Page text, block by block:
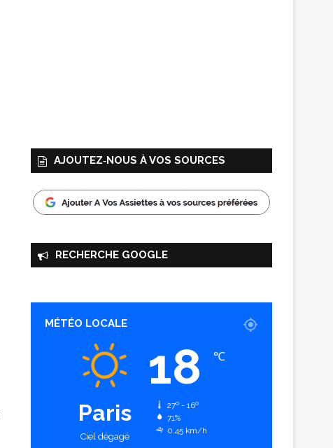
AJOUTEZ‑NOUS À VOS SOURCES
RECHERCHE GOOGLE
MÉTÉO LOCALE
Paris
Ciel dégagé
18 ℃
27º - 16º
71%
0.45 km/h